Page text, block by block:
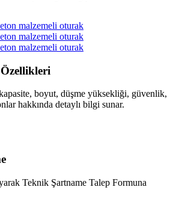
Özellikleri
boyut, düşme yüksekliği, güvenlik,
hakkında detaylı bilgi sunar.
Teknik Şartname Talep Formuna